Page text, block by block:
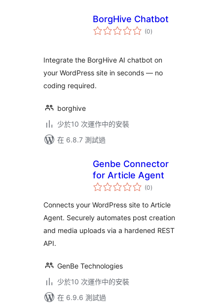
BorgHive Chatbot
(0總
評)
Integrate the BorgHive AI chatbot on
your WordPress site in seconds — no
coding required.
borghive
少於10 次運作中的安裝
在 6.8.7 測試過
Genbe Connector
for Article Agent
(0總
評)
Connects your WordPress site to Article
Agent. Securely automates post creation
and media uploads via a hardened REST
API.
GenBe Technologies
少於10 次運作中的安裝
在 6.9.6 測試過